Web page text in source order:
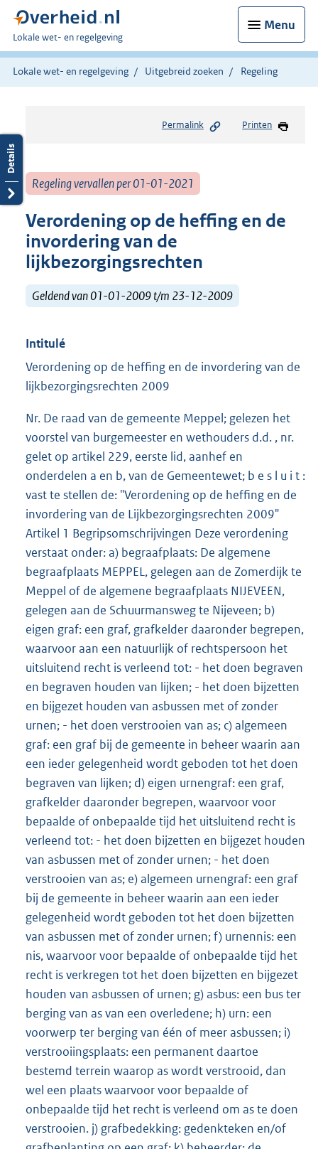
Menu
U
bent
hier:
Lokale wet- en regelgeving
Lokale wet- en regelgeving Uitgebreid zoeken Regeling
Permalink Printen
Regeling vervallen per 01-01-2021
Verordening op de heffing en de
invordering van de
lijkbezorgingsrechten
Geldend van 01-01-2009 t/m 23-12-2009
Intitulé
Verordening op de heffing en de invordering van de
lijkbezorgingsrechten 2009
Nr. De raad van de gemeente Meppel; gelezen het
voorstel van burgemeester en wethouders d.d. , nr.
gelet op artikel 229, eerste lid, aanhef en
onderdelen a en b, van de Gemeentewet; b e s l u i t :
vast te stellen de: "Verordening op de heffing en de
invordering van de Lijkbezorgingsrechten 2009"
Artikel 1 Begripsomschrijvingen Deze verordening
verstaat onder: a) begraafplaats: De algemene
begraafplaats MEPPEL, gelegen aan de Zomerdijk te
Meppel of de algemene begraafplaats NIJEVEEN,
gelegen aan de Schuurmansweg te Nijeveen; b)
eigen graf: een graf, grafkelder daaronder begrepen,
waarvoor aan een natuurlijk of rechtspersoon het
uitsluitend recht is verleend tot: - het doen begraven
en begraven houden van lijken; - het doen bijzetten
en bijgezet houden van asbussen met of zonder
urnen; - het doen verstrooien van as; c) algemeen
graf: een graf bij de gemeente in beheer waarin aan
een ieder gelegenheid wordt geboden tot het doen
begraven van lijken; d) eigen urnengraf: een graf,
grafkelder daaronder begrepen, waarvoor voor
bepaalde of onbepaalde tijd het uitsluitend recht is
verleend tot: - het doen bijzetten en bijgezet houden
van asbussen met of zonder urnen; - het doen
verstrooien van as; e) algemeen urnengraf: een graf
bij de gemeente in beheer waarin aan een ieder
gelegenheid wordt geboden tot het doen bijzetten
van asbussen met of zonder urnen; f) urnennis: een
nis, waarvoor voor bepaalde of onbepaalde tijd het
recht is verkregen tot het doen bijzetten en bijgezet
houden van asbussen of urnen; g) asbus: een bus ter
berging van as van een overledene; h) urn: een
voorwerp ter berging van één of meer asbussen; i)
verstrooiingsplaats: een permanent daartoe
bestemd terrein waarop as wordt verstrooid, dan
wel een plaats waarvoor voor bepaalde of
onbepaalde tijd het recht is verleend om as te doen
verstrooien. j) grafbedekking: gedenkteken en/of